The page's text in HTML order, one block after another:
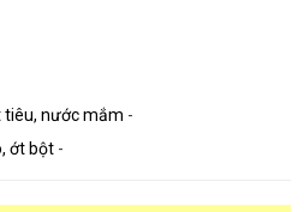
tiêu, nước mắm -
ớt bột -